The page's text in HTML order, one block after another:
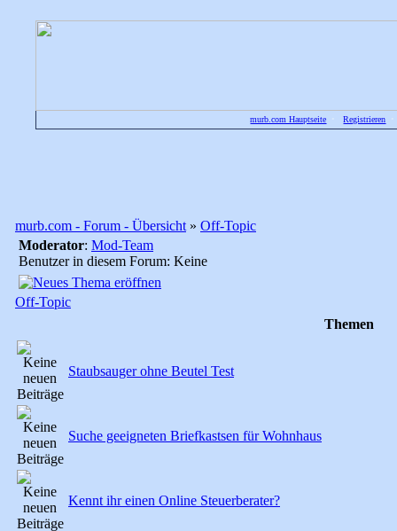
murb.com Hauptseite •Registrieren
murb.com - Forum - Übersicht » Off-Topic
Moderator: Mod-Team
Benutzer in diesem Forum: Keine
Off-Topic
Themen
Staubsauger ohne Beutel Test
Suche geeigneten Briefkastsen für Wohnhaus
Kennt ihr einen Online Steuerberater?